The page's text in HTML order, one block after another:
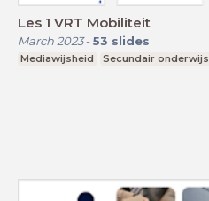
Les 1 VRT Mobiliteit
March 2023- 53 slides
Mediawijsheid Secundair onderwijs